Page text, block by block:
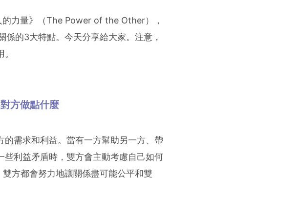
力量》（The Power of the Other），
的3大特點。今天分享給大家。注意，
方做點什麼
需求和利益。當有一方幫助另一方、帶
利益矛盾時，雙方會主動考慮自己如何
方都會努力地讓關係盡可能公平和雙